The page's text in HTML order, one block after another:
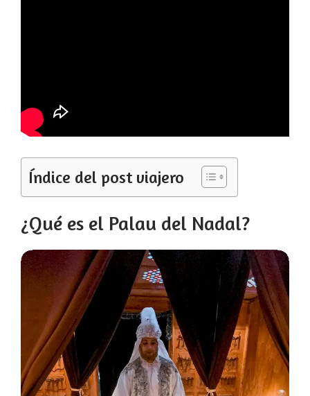
Índice del post viajero
¿Qué es el Palau del Nadal?